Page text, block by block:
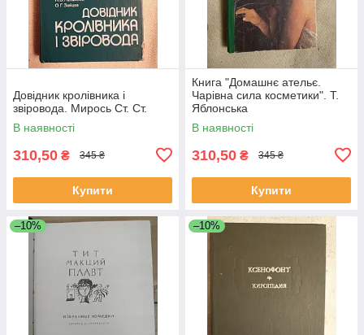
Довідник кролівника і
звіровода. Мирось Ст. Ст.
В наявності
310,50 ₴ 345 ₴
Купити
Книга "Домашнє ательє.
Чарівна сила косметики". Т.
Яблонська
В наявності
310,50 ₴ 345 ₴
Купити
–10% –10%